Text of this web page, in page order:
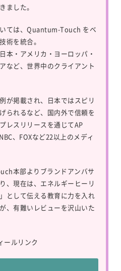
ました。
ては、 Quantum-Touch をベ
術を統合。
本・アメリカ・ヨーロッパ・
など、世界中のクライアント
が掲載され、日本ではスピリ
られるなど、国内外で信頼を
レスリリースを通じてAP
、FOXなど22以上のメディ
本部よりブランドアンバサ
、現在は、エネルギーヒーリ
として伝える教育に力を入れ
、有難いレビューを沢山いた
ールリンク